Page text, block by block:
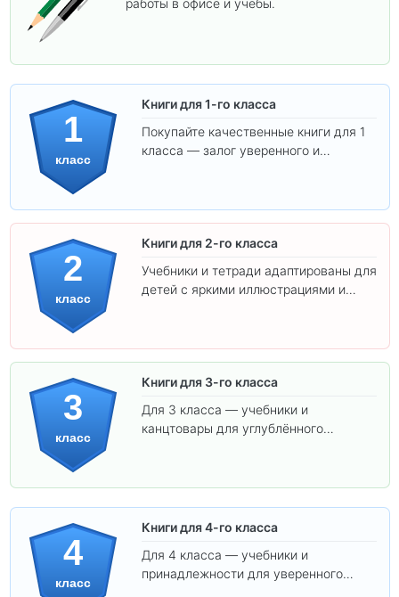
работы в офисе и учёбы.
1
класс
Книги для 1-го класса
Покупайте качественные книги для 1
класса — залог уверенного и
2
класс
Книги для 2-го класса
Учебники и тетради адаптированы для
детей с яркими иллюстрациями и
3
класс
Книги для 3-го класса
Для 3 класса — учебники и
канцтовары для углублённого
4
класс
Книги для 4-го класса
Для 4 класса — учебники и
принадлежности для уверенного